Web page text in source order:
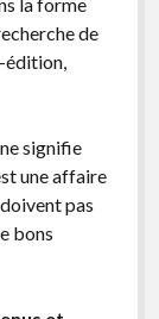
de
édition,
signifie
une affaire
pas
bons